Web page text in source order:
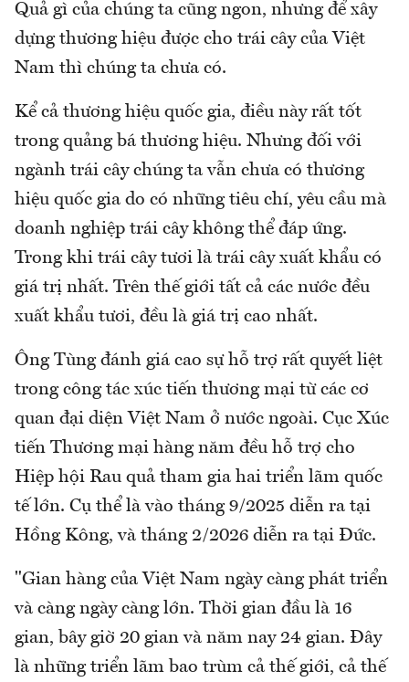
Quả gì của chúng ta cũng ngon, nhưng để xây
dựng thương hiệu được cho trái cây của Việt
Nam thì chúng ta chưa có.
Kể cả thương hiệu quốc gia, điều này rất tốt
trong quảng bá thương hiệu. Nhưng đối với
ngành trái cây chúng ta vẫn chưa có thương
hiệu quốc gia do có những tiêu chí, yêu cầu mà
doanh nghiệp trái cây không thể đáp ứng.
Trong khi trái cây tươi là trái cây xuất khẩu có
giá trị nhất. Trên thế giới tất cả các nước đều
xuất khẩu tươi, đều là giá trị cao nhất.
Ông Tùng đánh giá cao sự hỗ trợ rất quyết liệt
trong công tác xúc tiến thương mại từ các cơ
quan đại diện Việt Nam ở nước ngoài. Cục Xúc
tiến Thương mại hàng năm đều hỗ trợ cho
Hiệp hội Rau quả tham gia hai triển lãm quốc
tế lớn. Cụ thể là vào tháng 9/2025 diễn ra tại
Hồng Kông, và tháng 2/2026 diễn ra tại Đức.
"Gian hàng của Việt Nam ngày càng phát triển
và càng ngày càng lớn. Thời gian đầu là 16
gian, bây giờ 20 gian và năm nay 24 gian. Đây
là những triển lãm bao trùm cả thế giới, cả thế